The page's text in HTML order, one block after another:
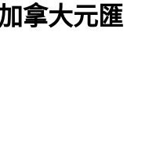
拿大元匯